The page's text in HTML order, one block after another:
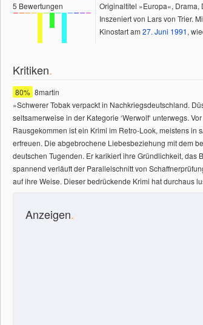
5 Bewertungen
Originaltitel »Europa«, Drama,
Inszeniert von Lars von Trier.
Kinostart am 27. Juni 1991,
Kritiken.
80% 8martin
»Schwerer Tobak verpackt in Nachkriegsdeutschland.
seltsamerweise in der Kategorie ‘Werwolf‘ unterwegs.
Rausgekommen ist ein Krimi im Retro-Look, meistens in
erfreuen. Die abgebrochene Liebesbeziehung mit dem
deutschen Tugenden. Er karikiert ihre Gründlichkeit,
spannend verläuft der Parallelschnitt von
auf ihre Weise. Dieser bedrückende Krimi hat durchaus
Anzeigen.